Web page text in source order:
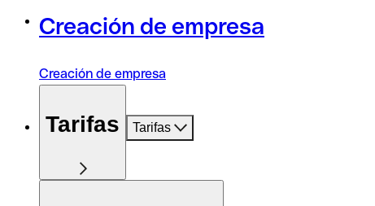
Creación de empresa
Creación de empresa
Tarifas Tarifas